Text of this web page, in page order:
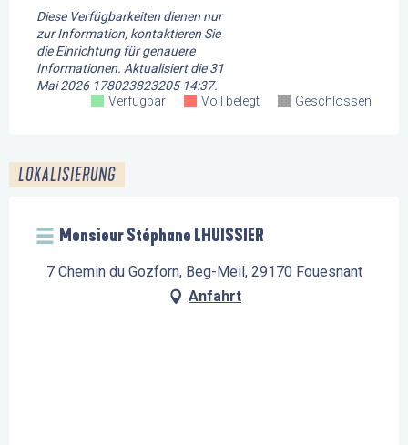
Diese Verfügbarkeiten dienen nur
zur Information, kontaktieren Sie
die Einrichtung für genauere
Informationen. Aktualisiert die31
Mai 2026 178023823205 14:37.
Verfügbar
Voll belegt Geschlossen
LOKALISIERUNG
Monsieur Stéphane LHUISSIER
7 Chemin du Gozforn, Beg-Meil, 29170 Fouesnant
Anfahrt